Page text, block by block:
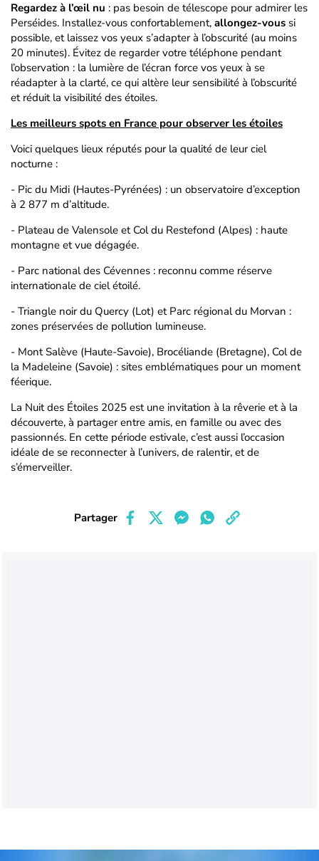
Regardez à l’œil nu : pas besoin de télescope pour admirer les
Perséides. Installez-vous confortablement, allongez-vous si
possible, et laissez vos yeux s’adapter à l’obscurité (au moins
20 minutes). Évitez de regarder votre téléphone pendant
l’observation : la lumière de l’écran force vos yeux à se
réadapter à la clarté, ce qui altère leur sensibilité à l’obscurité
et réduit la visibilité des étoiles.
Les meilleurs spots en France pour observer les étoiles
Voici quelques lieux réputés pour la qualité de leur ciel
nocturne :
- Pic du Midi (Hautes-Pyrénées) : un observatoire d’exception
à 2 877 m d’altitude.
- Plateau de Valensole et Col du Restefond (Alpes) : haute
montagne et vue dégagée.
- Parc national des Cévennes : reconnu comme réserve
internationale de ciel étoilé.
- Triangle noir du Quercy (Lot) et Parc régional du Morvan :
zones préservées de pollution lumineuse.
- Mont Salève (Haute-Savoie), Brocéliande (Bretagne), Col de
la Madeleine (Savoie) : sites emblématiques pour un moment
féerique.
La Nuit des Étoiles 2025 est une invitation à la rêverie et à la
découverte, à partager entre amis, en famille ou avec des
passionnés. En cette période estivale, c’est aussi l’occasion
idéale de se reconnecter à l’univers, de ralentir, et de
s’émerveiller.
Partager